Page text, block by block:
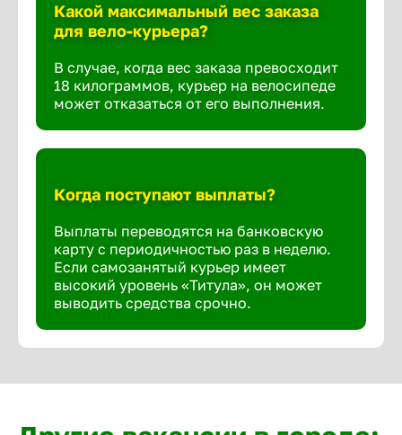
Какой максимальный вес заказа
для вело-курьера?
В случае, когда вес заказа превосходит
18 килограммов, курьер на велосипеде
может отказаться от его выполнения.
Когда поступают выплаты?
Выплаты переводятся на банковскую
карту с периодичностью раз в неделю.
Если самозанятый курьер имеет
высокий уровень «Титула», он может
выводить средства срочно.